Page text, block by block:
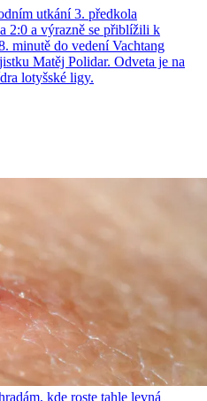
utkání 3. předkola
2:0 a výrazně se přiblížili k
minutě do vedení Vachtang
Matěj Polidar. Odveta je na
lotyšské ligy.
kde roste tahle levná